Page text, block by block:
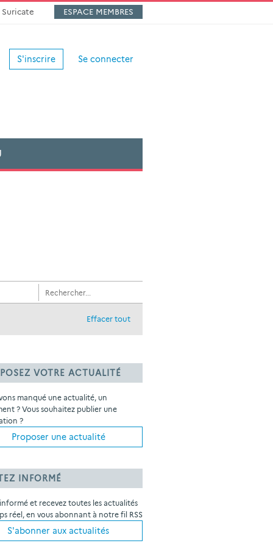
Suricate ESPACE MEMBRES
S'inscrire Se connecter
Effacer tout
VOTRE ACTUALITÉ
manqué une actualité, un
? Vous souhaitez publier une
?
Proposer une actualité
INFORMÉ
et recevez toutes les actualités
réel, en vous abonnant à notre fil RSS
S'abonner aux actualités